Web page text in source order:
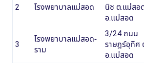
2 โรงพยาบาลแม่สอด
นิช ต.แม่สอ
อ.แม่สอด
3
โรงพยาบาลแม่สอด-
ราม
3/24 ถนน
ราษฎร์อุทิศ
อ.แม่สอด